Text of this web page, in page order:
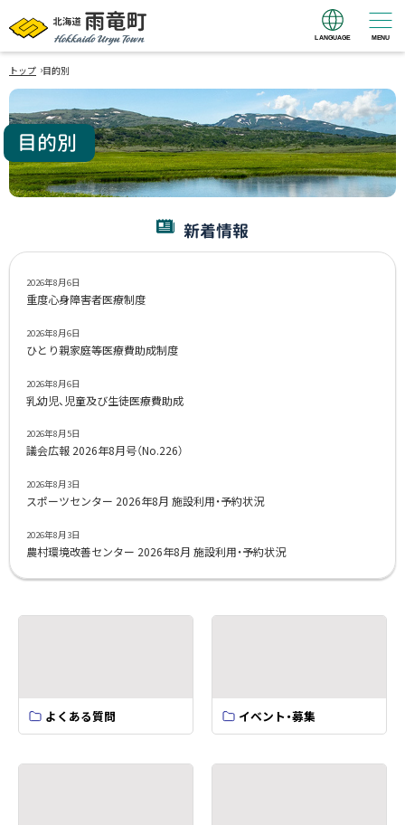
北海道 雨竜町
Hokkaido Uryu
Town
MENU
LANGUAGE
トップ ›目的別
目的別
新着情報
2026年8月6日
重度心身障害者医療制度
2026年8月6日
ひとり親家庭等医療費助成制度
2026年8月6日
乳幼児、児童及び生徒医療費助成
2026年8月5日
議会広報 2026年8月号（No.226）
2026年8月3日
スポーツセンター 2026年8月 施設利用・予約状況
2026年8月3日
農村環境改善センター 2026年8月 施設利用・予約状況
よくある質問 イベント・募集